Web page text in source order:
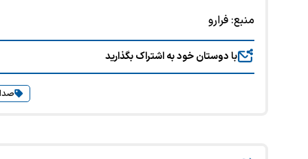
منبع: فرارو
با دوستان خود به اشتراک بگذارید